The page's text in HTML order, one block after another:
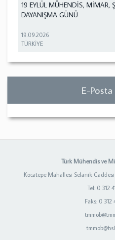
19 EYLÜL MÜHENDİS, MİMAR,
DAYANIŞMA GÜNÜ
19.09.2026
TÜRKİYE
E-
Türk Mühendis ve
Kocatepe Mahallesi Selanik
Tel: 0 312
Faks: 0 312